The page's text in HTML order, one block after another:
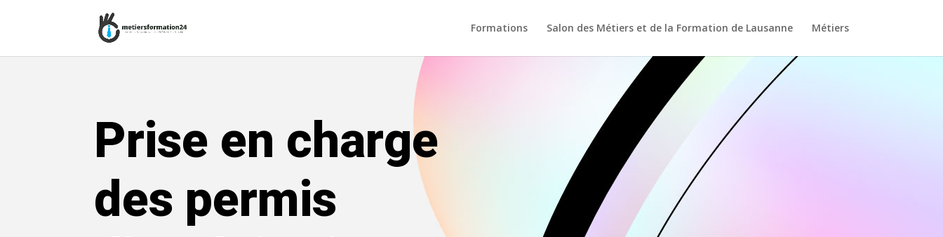
Formations Salon des Métiers et de la Formation de Lausanne Métiers
Prise en charge
des permis